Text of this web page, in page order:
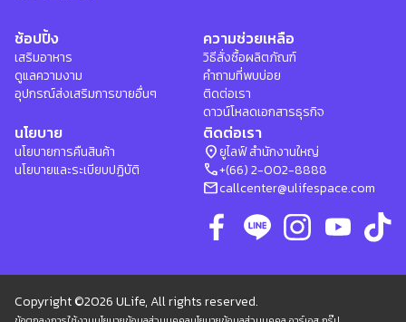
ช้อปปิ้ง
เสริมอาหาร
ดูแลความงาม
อุปกรณ์ส่งเสริมการขายอื่นๆ
ความช่วยเหลือ
วิธีสั่งซื้อผลิตภัณฑ์
คำถามที่พบบ่อย
ติดต่อเรา
ดาวน์โหลดเอกสารธุรกิจ
นโยบาย
นโยบายการคืนสินค้า
นโยบายและระเบียบปฏิบัติ
ติดต่อเรา
location_onยูไลฟ์ สำนักงานใหญ่
phone+(66) 2-002-8888
mailcallcenter@ulifespace.com
Copyright ©2026 ULife, All rights reserved.